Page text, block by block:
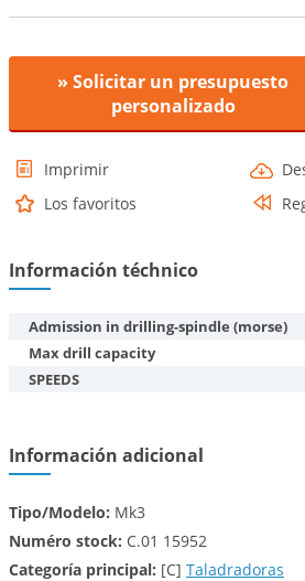
» Solicitar un presupuesto
personalizado
Imprimir
Los favoritos
Información téchnico
Admission in drilling-spindle (morse)
Max drill capacity
SPEEDS
Información adicional
Tipo/Modelo: Mk3
Numéro stock: C.01 15952
Categoría principal: [C] Taladradoras